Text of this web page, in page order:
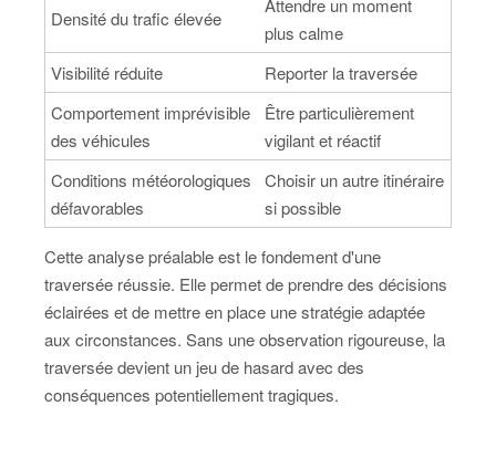
Densité du trafic élevée
Attendre un moment
plus calme
Visibilité réduite
Reporter la traversée
Comportement imprévisible
des véhicules
Être particulièrement
vigilant et réactif
Conditions météorologiques
défavorables
Choisir un autre itinéraire
si possible
Cette analyse préalable est le fondement d'une
traversée réussie. Elle permet de prendre des décisions
éclairées et de mettre en place une stratégie adaptée
aux circonstances. Sans une observation rigoureuse, la
traversée devient un jeu de hasard avec des
conséquences potentiellement tragiques.